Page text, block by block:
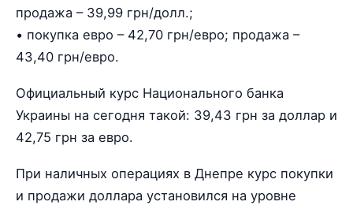
продажа – 39,99 грн/долл.;
• покупка евро – 42,70 грн/евро; продажа –
43,40 грн/евро.
Официальный курс Национального банка
Украины на сегодня такой: 39,43 грн за доллар и
42,75 грн за евро.
При наличных операциях в Днепре курс покупки
и продажи доллара установился на уровне